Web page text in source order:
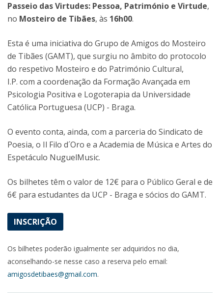
Passeio das Virtudes: Pessoa, Património e Virtude,
no Mosteiro de Tibães, às 16h00.
Esta é uma iniciativa do Grupo de Amigos do Mosteiro
de Tibães (GAMT), que surgiu no âmbito do protocolo
do respetivo Mosteiro e do Património Cultural,
I.P. com a coordenação da Formação Avançada em
Psicologia Positiva e Logoterapia da Universidade
Católica Portuguesa (UCP) - Braga.
O evento conta, ainda, com a parceria do Sindicato de
Poesia, o Il Filo d´Oro e a Academia de Música e Artes do
Espetáculo NuguelMusic.
Os bilhetes têm o valor de 12€ para o Público Geral e de
6€ para estudantes da UCP - Braga e sócios do GAMT.
INSCRIÇÃO
Os bilhetes poderão igualmente ser adquiridos no dia,
aconselhando-se nesse caso a reserva pelo email:
amigosdetibaes@gmail.com.